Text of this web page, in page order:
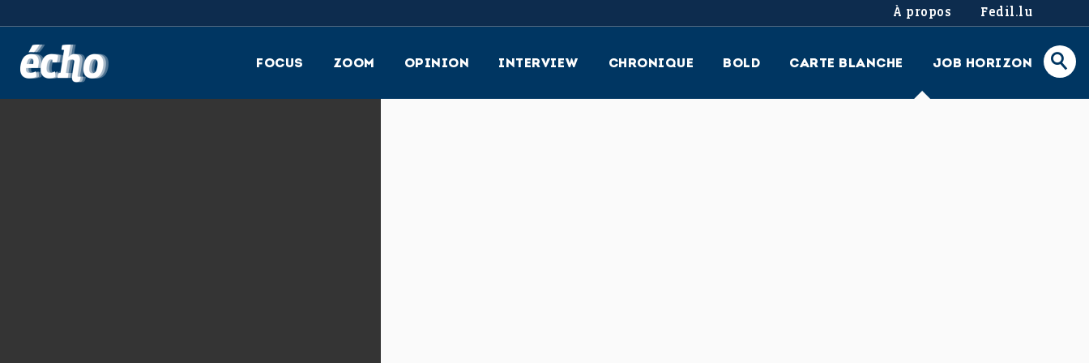
À propos Fedil.lu
FOCUS ZOOM OPINION INTERVIEW CHRONIQUE BOLD CARTE BLANCHE JOB HORIZON